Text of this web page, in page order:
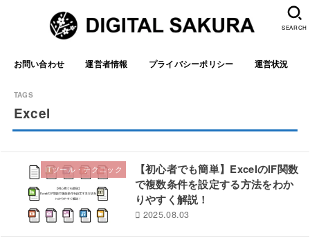
お問い合わせ 運営者情報 プライバシーポリシー 運営状況
SEARCH
Excel
ITツール・テクニック
【初心者でも簡単】ExcelのIF関数
で複数条件を設定する方法をわか
りやすく解説！
2025.08.03